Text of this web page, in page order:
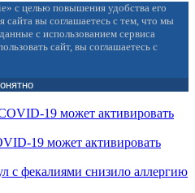
с целью повышения удобства его
вы соглашаетесь с тем, что мы
с использованием сервиса
сайт, вы соглашаетесь с
19 может активировать